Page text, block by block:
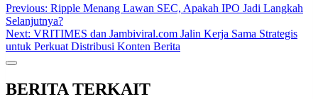
Post
navigation
Previous: Ripple Menang Lawan SEC, Apakah IPO Jadi Langkah
Selanjutnya?
Next: VRITIMES dan Jambiviral.com Jalin Kerja Sama Strategis
untuk Perkuat Distribusi Konten Berita
BERITA TERKAIT